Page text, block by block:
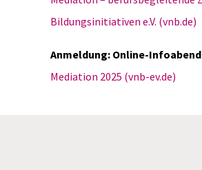
Bildungsinitiativen e.V. (vnb.de)
Anmeldung: Online-
Mediation 2025 (vnb-ev.de)